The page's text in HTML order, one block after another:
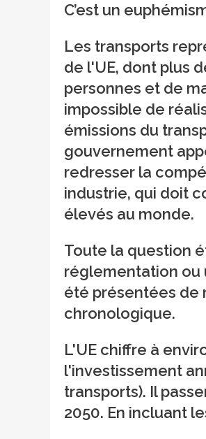
C’est un
Les transports
de l'UE, dont plus
personnes et de
impossible de
émissions du
gouvernement
redresser la
industrie, qui doit
élevés au monde.
Toute la question
réglementation ou
été présentées de
chronologique.
L'UE chiffre à
l'investissement
transports). Il
2050. En incluant